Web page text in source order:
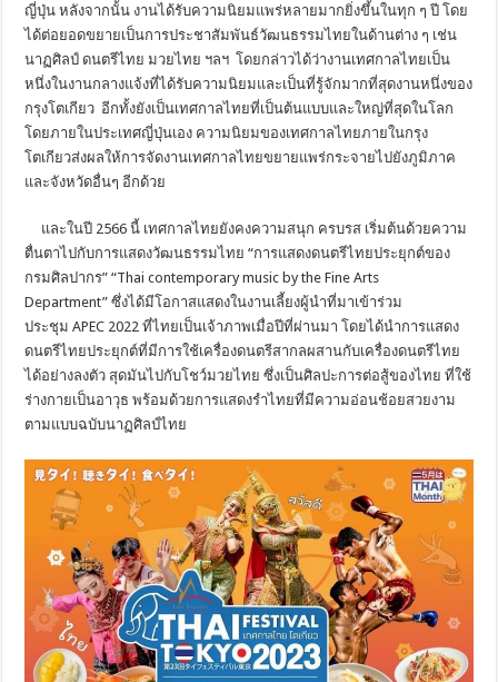
ญี่ปุ่น หลังจากนั้น งานได้รับความนิยมแพร่หลายมากยิ่งขึ้นในทุก ๆ ปี โดย
ได้ต่อยอดขยายเป็นการประชาสัมพันธ์วัฒนธรรมไทยในด้านต่าง ๆ เช่น
นาฏศิลป์ ดนตรีไทย มวยไทย ฯลฯ โดยกล่าวได้ว่างานเทศกาลไทยเป็น
หนึ่งในงานกลางแจ้งที่ได้รับความนิยมและเป็นที่รู้จักมากที่สุดงานหนึ่งของ
กรุงโตเกียว อีกทั้งยังเป็นเทศกาลไทยที่เป็นต้นแบบและใหญ่ที่สุดในโลก
โดยภายในประเทศญี่ปุ่นเอง ความนิยมของเทศกาลไทยภายในกรุง
โตเกียวส่งผลให้การจัดงานเทศกาลไทยขยายแพร่กระจายไปยังภูมิภาค
และจังหวัดอื่นๆ อีกด้วย
และในปี 2566 นี้ เทศกาลไทยยังคงความสนุก ครบรส เริ่มต้นด้วยความ
ตื่นตาไปกับการแสดงวัฒนธรรมไทย “การแสดงดนตรีไทยประยุกต์ของ
กรมศิลปากร” “Thai contemporary music by the Fine Arts
Department” ซึ่งได้มีโอกาสแสดงในงานเลี้ยงผู้นำที่มาเข้าร่วม
ประชุม APEC 2022 ที่ไทยเป็นเจ้าภาพเมื่อปีที่ผ่านมา โดยได้นำการแสดง
ดนตรีไทยประยุกต์ที่มีการใช้เครื่องดนตรีสากลผสานกับเครื่องดนตรีไทย
ได้อย่างลงตัว สุดมันไปกับโชว์มวยไทย ซึ่งเป็นศิลปะการต่อสู้ของไทย ที่ใช้
ร่างกายเป็นอาวุธ พร้อมด้วยการแสดงรำไทยที่มีความอ่อนช้อยสวยงาม
ตามแบบฉบับนาฏศิลป์ไทย